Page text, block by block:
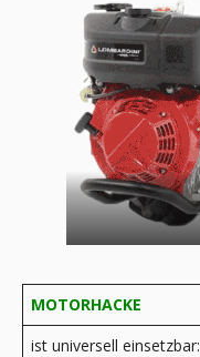
MOTORHACKE
ist universell einsetzbar: